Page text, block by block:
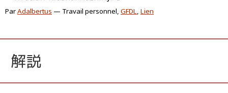
ParAdalbertus — Travail personnel GFDL Lien
解説